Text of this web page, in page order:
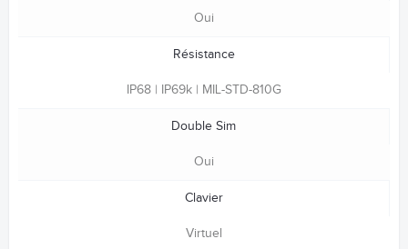
Oui
Résistance
IP68 | IP69k | MIL-STD-810G
Double Sim
Oui
Clavier
Virtuel